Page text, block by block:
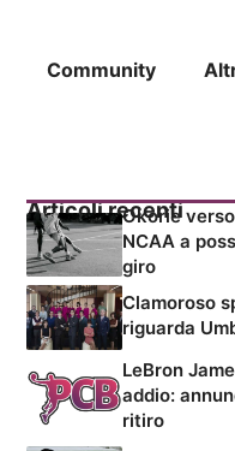
Community
Articoli recenti
Okorie
NCAA a
giro
Clamoroso
riguarda
LeBron
addio:
ritiro